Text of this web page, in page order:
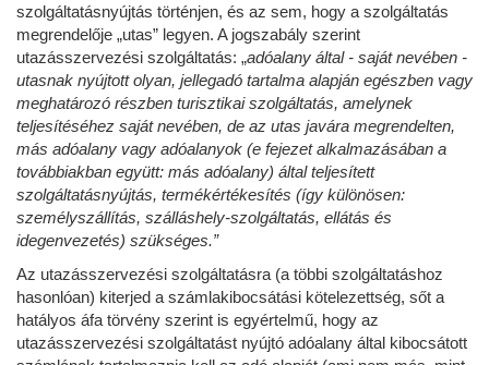
szolgáltatásnyújtás történjen, és az sem, hogy a szolgáltatás
megrendelője „utas” legyen. A jogszabály szerint
utazásszervezési szolgáltatás: „adóalany által - saját nevében -
utasnak nyújtott olyan, jellegadó tartalma alapján egészben vagy
meghatározó részben turisztikai szolgáltatás, amelynek
teljesítéséhez saját nevében, de az utas javára megrendelten,
más adóalany vagy adóalanyok (e fejezet alkalmazásában a
továbbiakban együtt: más adóalany) által teljesített
szolgáltatásnyújtás, termékértékesítés (így különösen:
személyszállítás, szálláshely-szolgáltatás, ellátás és
idegenvezetés) szükséges.”
Az utazásszervezési szolgáltatásra (a többi szolgáltatáshoz
hasonlóan) kiterjed a számlakibocsátási kötelezettség, sőt a
hatályos áfa törvény szerint is egyértelmű, hogy az
utazásszervezési szolgáltatást nyújtó adóalany által kibocsátott